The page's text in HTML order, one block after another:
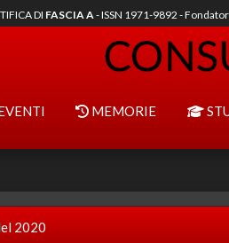
DI FASCIA A- ISSN 1971-9892 -
MEMORIE
2020